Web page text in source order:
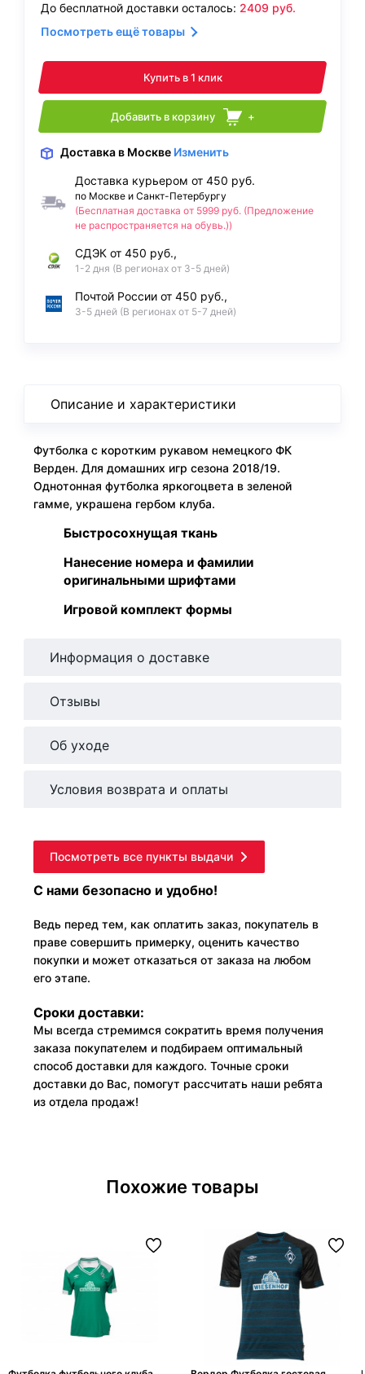
До бесплатной доставки осталось: 2409 руб.
Посмотреть ещё товары
Купить в 1 клик
Добавить в корзину +
Доставка в Москве Изменить
Доставка курьером от 450 руб.
по Москве и Санкт-Петербургу
(Бесплатная доставка от 5999 руб. (Предложение
не распространяется на обувь.))
СДЭК от 450 руб.,
1-2 дня (В регионах от 3-5 дней)
Почтой России от 450 руб.,
3-5 дней (В регионах от 5-7 дней)
Описание и характеристики
Футболка с коротким рукавом немецкого ФК
Верден. Для домашних игр сезона 2018/19.
Однотонная футболка яркогоцвета в зеленой
гамме, украшена гербом клуба.
Быстросохнущая ткань
Нанесение номера и фамилии
оригинальными шрифтами
Игровой комплект формы
Информация о доставке
Отзывы
Об уходе
Условия возврата и оплаты
Посмотреть все пункты выдачи
С нами безопасно и удобно!
Ведь перед тем, как оплатить заказ, покупатель в
праве совершить примерку, оценить качество
покупки и может отказаться от заказа на любом
его этапе.
Сроки доставки:
Мы всегда стремимся сократить время получения
заказа покупателем и подбираем оптимальный
способ доставки для каждого. Точные сроки
доставки до Вас, помогут рассчитать наши ребята
из отдела продаж!
Похожие товары